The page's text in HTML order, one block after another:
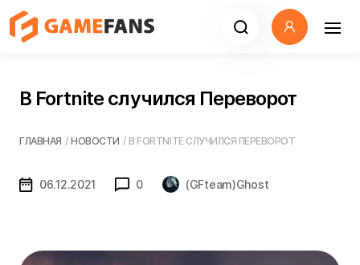
В Fortnite случился Переворот
ГЛАВНАЯ / НОВОСТИ / В FORTNITE СЛУЧИЛСЯ ПЕРЕВОРОТ
06.12.2021 0 (GFteam)Ghost